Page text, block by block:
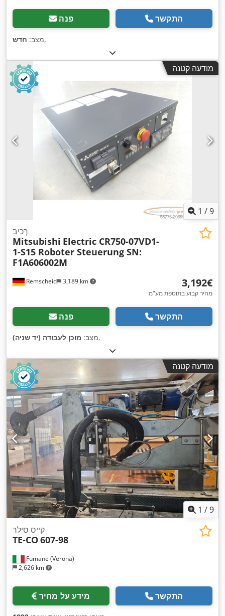
פנה התקשר
מצב: חדש ,
מודעה קטנה
1 /9
Remscheid 3,189 km
רְכִיב
Mitsubishi Electric CR750-07VD1-
1-S15 Roboter Steuerung SN:
F1A606002M
‏3,192 ‏€
מחיר קבוע בתוספת מע"מ
פנה התקשר
מצב: מוכן לעבודה (יד שניה) ,
מודעה קטנה
1 /9
Fumane (Verona)
2,626 km
קייס סילר
TE-CO607-98
מידע על מחיר התקשר